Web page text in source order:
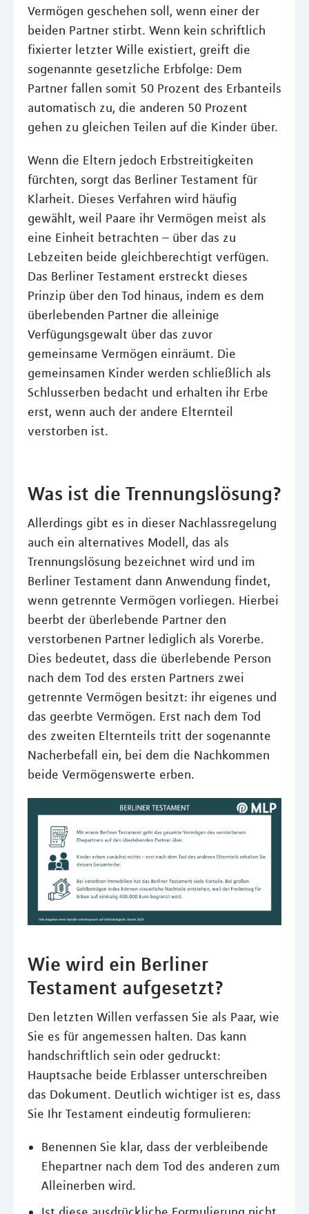
Vermögen geschehen soll, wenn einer der
beiden Partner stirbt. Wenn kein schriftlich
fixierter letzter Wille existiert, greift die
sogenannte gesetzliche Erbfolge: Dem
Partner fallen somit 50 Prozent des Erbanteils
automatisch zu, die anderen 50 Prozent
gehen zu gleichen Teilen auf die Kinder über.
Wenn die Eltern jedoch Erbstreitigkeiten
fürchten, sorgt das Berliner Testament für
Klarheit. Dieses Verfahren wird häufig
gewählt, weil Paare ihr Vermögen meist als
eine Einheit betrachten – über das zu
Lebzeiten beide gleichberechtigt verfügen.
Das Berliner Testament erstreckt dieses
Prinzip über den Tod hinaus, indem es dem
überlebenden Partner die alleinige
Verfügungsgewalt über das zuvor
gemeinsame Vermögen einräumt. Die
gemeinsamen Kinder werden schließlich als
Schlusserben bedacht und erhalten ihr Erbe
erst, wenn auch der andere Elternteil
verstorben ist.
Was ist die Trennungslösung?
Allerdings gibt es in dieser Nachlassregelung
auch ein alternatives Modell, das als
Trennungslösung bezeichnet wird und im
Berliner Testament dann Anwendung findet,
wenn getrennte Vermögen vorliegen. Hierbei
beerbt der überlebende Partner den
verstorbenen Partner lediglich als Vorerbe.
Dies bedeutet, dass die überlebende Person
nach dem Tod des ersten Partners zwei
getrennte Vermögen besitzt: ihr eigenes und
das geerbte Vermögen. Erst nach dem Tod
des zweiten Elternteils tritt der sogenannte
Nacherbefall ein, bei dem die Nachkommen
beide Vermögenswerte erben.
Wie wird ein Berliner
Testament aufgesetzt?
Den letzten Willen verfassen Sie als Paar, wie
Sie es für angemessen halten. Das kann
handschriftlich sein oder gedruckt:
Hauptsache beide Erblasser unterschreiben
das Dokument. Deutlich wichtiger ist es, dass
Sie Ihr Testament eindeutig formulieren:
Benennen Sie klar, dass der verbleibende
Ehepartner nach dem Tod des anderen zum
Alleinerben wird.